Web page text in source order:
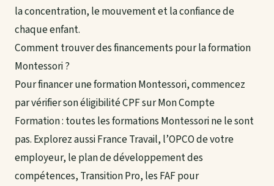
la concentration, le mouvement et la confiance de
chaque enfant.
Comment trouver des financements pour la formation
Montessori ?
Pour financer une formation Montessori, commencez
par vérifier son éligibilité CPF sur Mon Compte
Formation : toutes les formations Montessori ne le sont
pas. Explorez aussi France Travail, l’OPCO de votre
employeur, le plan de développement des
compétences, Transition Pro, les FAF pour